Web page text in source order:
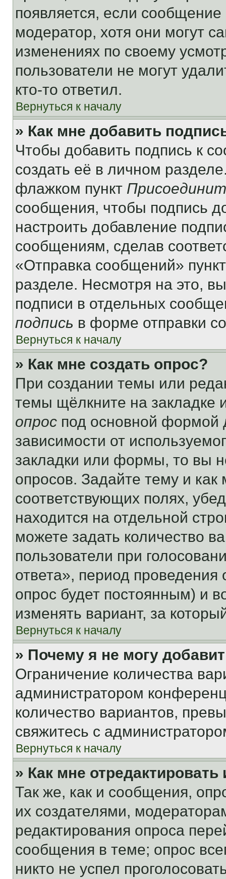
появляется, если
модератор, хотя они могут
изменениях по своему
пользователи не могут
кто-то ответил.
Вернуться к началу
» Как мне добавить
Чтобы добавить подпись к
создать её в личном
флажком пункт
сообщения, чтобы подпись
настроить добавление
сообщениям, сделав
«Отправка сообщений»
разделе. Несмотря на это,
подписи в отдельных
подпись в форме отправки
Вернуться к началу
» Как мне создать опрос?
При создании темы или
темы щёлкните на
опрос под основной формой
зависимости от
закладки или формы, то вы
опросов. Задайте тему и
соответствующих полях,
находится на отдельной
можете задать количество
пользователи при
ответа», период проведения
опрос будет постоянным) и
изменять вариант, за
Вернуться к началу
» Почему я не могу
Ограничение количества
администратором
количество вариантов,
свяжитесь с
Вернуться к началу
» Как мне
Так же, как и сообщения,
их создателями,
редактирования опроса
сообщения в теме; опрос
никто не успел